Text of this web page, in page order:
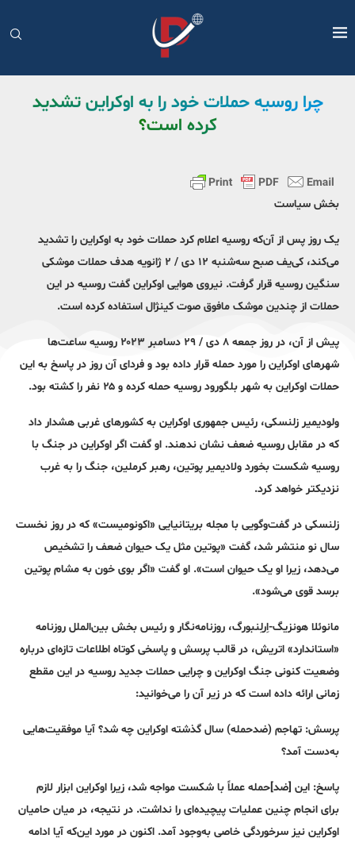
چرا روسیه حملات خود را به اوکراین تشدید
کرده است؟
بخش سیاست
یک روز پس از آن‌که روسیه اعلام کرد حملات خود به اوکراین را تشدید
می‌کند، کی‌یف صبح سه‌شنبه ۱۲ دی / ۲ ژانویه هدف حملات موشکی
سنگین روسیه قرار گرفت. نیروی هوایی اوکراین گفت روسیه در این
حملات از چندین موشک مافوق صوت کینژال استفاده کرده است.
پیش از آن، در روز جمعه ۸ دی / ۲۹ دسامبر ۲۰۲۳ روسیه ساعت‌ها
شهرهای اوکراین را مورد حمله قرار داده بود و فردای آن روز در پاسخ به این
حملات اوکراین به شهر بلگورود روسیه حمله کرده و ۲۵ نفر را کشته بود.
ولودیمیر زلنسکی، رئیس جمهوری اوکراین به کشورهای غربی هشدار داد
که در مقابل روسیه ضعف نشان ندهند. او گفت اگر اوکراین در جنگ با
روسیه شکست بخورد ولادیمیر پوتین، رهبر کرملین، جنگ را به غرب
نزدیکتر خواهد کرد.
زلنسکی در گفت‌وگویی با مجله بریتانیایی «اکونومیست» که در روز نخست
سال نو منتشر شد، گفت «پوتین مثل یک حیوان ضعف را تشخیص
می‌دهد، زیرا او یک حیوان است». او گفت «اگر بوی خون به مشام پوتین
برسد قوی می‌شود».
مانوئلا هونزیگ-اِرلِنبورگ، روزنامه‌نگار و رئیس بخش بین‌الملل روزنامه
«استاندارد» اتریش، در قالب پرسش و پاسخی کوتاه اطلاعات تازه‌ای درباره
وضعیت کنونی جنگ اوکراین و چرایی حملات جدید روسیه در این مقطع
زمانی ارائه داده است که در زیر آن را می‌خوانید:
پرسش: تهاجم (ضدحمله) سال گذشته اوکراین چه شد؟ آیا موفقیت‌هایی
به‌دست آمد؟
پاسخ: این [ضد]حمله عملاً با شکست مواجه شد، زیرا اوکراین ابزار لازم
برای انجام چنین عملیات پیچیده‌ای را نداشت. در نتیجه، در میان حامیان
اوکراین نیز سرخوردگی خاصی به‌وجود آمد. اکنون در مورد این‌که آیا ادامه